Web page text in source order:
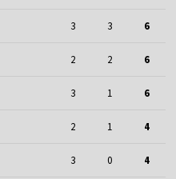
3 3 6
2 2 6
3 1 6
2 1 4
3 0 4